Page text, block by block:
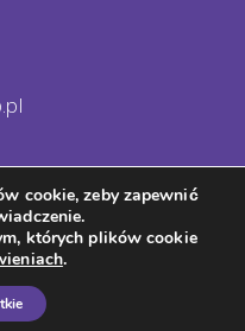
|
-Klauzula
cookie, zeby zapewnić
których plików cookie
.